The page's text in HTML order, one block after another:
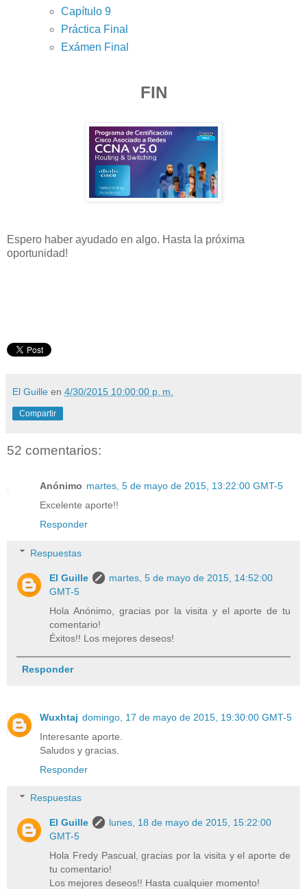
Capítulo 9
Práctica Final
Exámen Final
FIN
Espero haber ayudado en algo. Hasta la próxima
oportunidad!
El Guille en 4/30/2015 10:00:00 p. m.
Compartir
52 comentarios:
Anónimo martes, 5 de mayo de 2015, 13:22:00 GMT-5
Excelente aporte!!
Responder
Respuestas
El Guille
martes, 5 de mayo de 2015, 14:52:00
GMT-5
Hola Anónimo, gracias por la visita y el aporte de tu
comentario!
Éxitos!! Los mejores deseos!
Responder
Wuxhtaj domingo, 17 de mayo de 2015, 19:30:00 GMT-5
Interesante aporte.
Saludos y gracias.
Responder
Respuestas
El Guille
lunes, 18 de mayo de 2015, 15:22:00
GMT-5
Hola Fredy Pascual, gracias por la visita y el aporte de
tu comentario!
Los mejores deseos!! Hasta cualquier momento!